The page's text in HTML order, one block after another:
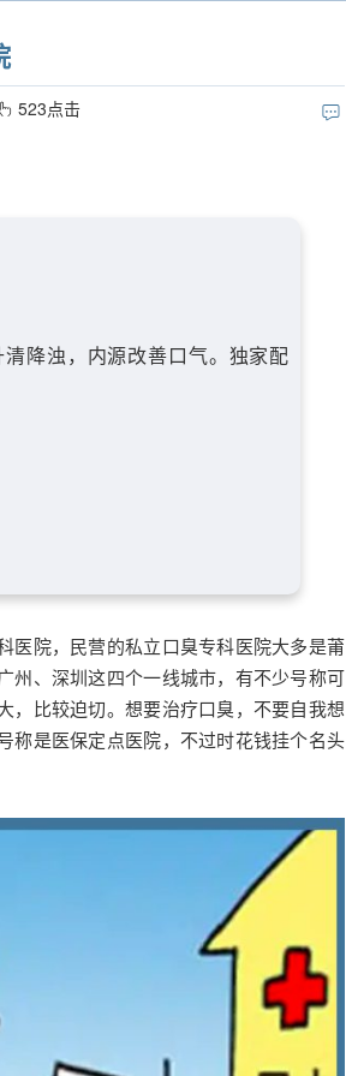
523点击
降浊，内源改善口气。独家配
医院，民营的私立口臭专科医院大多是莆
州、深圳这四个一线城市，有不少号称可
，比较迫切。想要治疗口臭，不要自我想
称是医保定点医院，不过时花钱挂个名头